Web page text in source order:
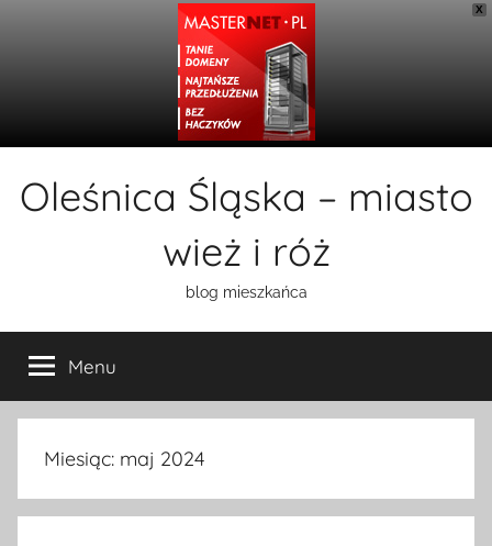
X
Oleśnica Śląska – miasto
wież i róż
blog mieszkańca
Menu
Miesiąc: maj 2024